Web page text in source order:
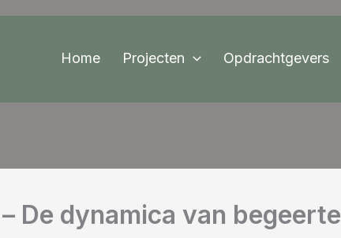
Home Projecten Opdrachtgevers
De dynamica van begeerte